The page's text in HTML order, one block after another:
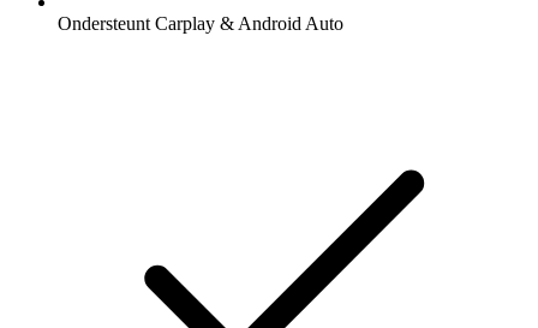
Ondersteunt Carplay & Android Auto